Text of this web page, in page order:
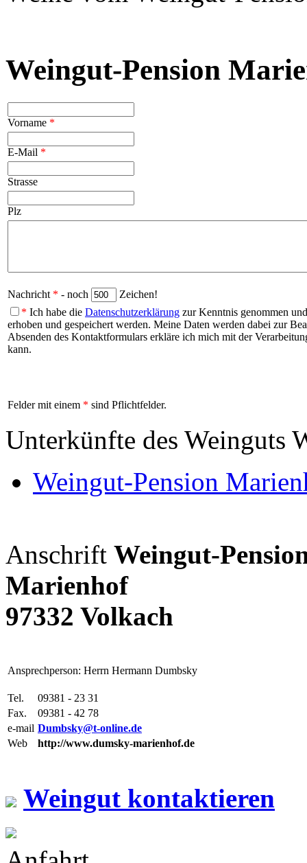
Weingut-Pension
Vorname *
E-Mail *
Strasse
Plz
Nachricht * - noch
Zeichen!
* Ich habe die Datenschutzerklärung zur Kenntnis genommen
erhoben und gespeichert werden. Meine Daten werden dabei zur
Absenden des Kontaktformulars erkläre ich mich mit der
kann.
Felder mit einem * sind Pflichtfelder.
Unterkünfte des Weinguts
Weingut-Pension
Anschrift Weingut-
Marienhof
97332 Volkach
Ansprechperson: Herrn Hermann Dumbsky
Tel.
09381 - 23 31
Fax.
09381 - 42 78
e-mail Dumbsky@t-online.de
Web
http://www.dumsky-marienhof.de
Weingut kontaktieren